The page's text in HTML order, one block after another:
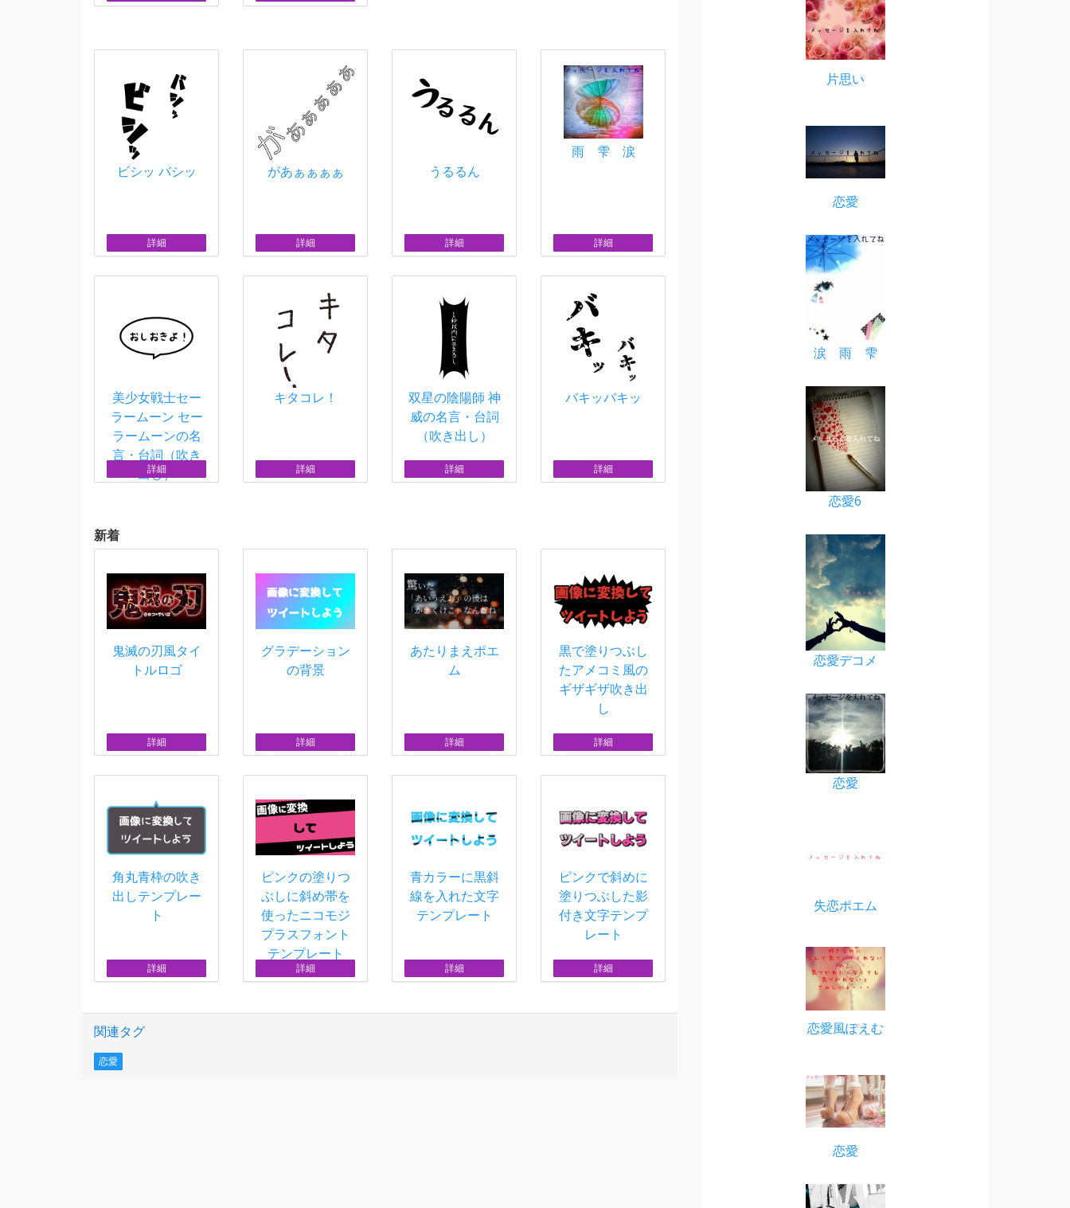
ビシッ バシッ
詳細
があぁぁぁぁ
詳細
うるるん
詳細
雨 雫 涙
詳細
美少女戦士セー
ラームーン セー
ラームーンの名
言・台詞（吹き
出し）
詳細
キタコレ！
詳細
双星の陰陽師 神
威の名言・台詞
（吹き出し）
詳細
バキッバキッ
詳細
新着
鬼滅の刃風タイ
トルロゴ
詳細
グラデーション
の背景
詳細
あたりまえポエ
ム
詳細
黒で塗りつぶし
たアメコミ風の
ギザギザ吹き出
し
詳細
角丸青枠の吹き
出しテンプレー
ト
詳細
ピンクの塗りつ
ぶしに斜め帯を
使ったニコモジ
プラスフォント
テンプレート
詳細
青カラーに黒斜
線を入れた文字
テンプレート
詳細
ピンクで斜めに
塗りつぶした影
付き文字テンプ
レート
詳細
関連タグ
恋愛
片思い
恋愛
涙 雨 雫
恋愛6
恋愛デコメ
恋愛
失恋ポエム
恋愛風ぽえむ
恋愛